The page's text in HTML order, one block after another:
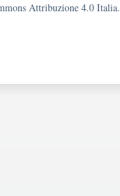
Attribuzione 4.0 Italia.